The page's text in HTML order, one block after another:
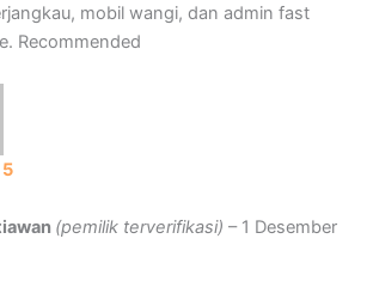
mobil wangi, dan admin fast
Recommended
5
(pemilik terverifikasi) – 1 Desember